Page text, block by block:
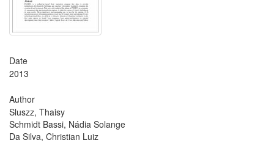
Date
2013
Author
Sluszz, Thaisy
Schmidt Bassi, Nádia Solange
Da Silva, Christian Luiz